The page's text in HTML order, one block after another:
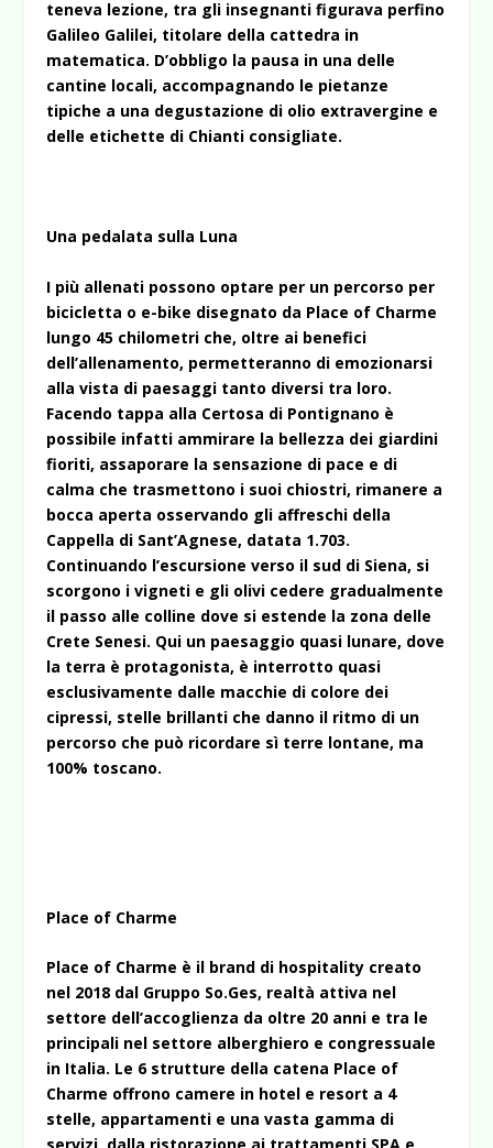
teneva lezione, tra gli insegnanti figurava perfino
Galileo Galilei, titolare della cattedra in
matematica. D’obbligo la pausa in una delle
cantine locali, accompagnando le pietanze
tipiche a una degustazione di olio extravergine e
delle etichette di Chianti consigliate.
Una pedalata sulla Luna
I più allenati possono optare per un percorso per
bicicletta o e-bike disegnato da Place of Charme
lungo 45 chilometri che, oltre ai benefici
dell’allenamento, permetteranno di emozionarsi
alla vista di paesaggi tanto diversi tra loro.
Facendo tappa alla Certosa di Pontignano è
possibile infatti ammirare la bellezza dei giardini
fioriti, assaporare la sensazione di pace e di
calma che trasmettono i suoi chiostri, rimanere a
bocca aperta osservando gli affreschi della
Cappella di Sant’Agnese, datata 1.703.
Continuando l’escursione verso il sud di Siena, si
scorgono i vigneti e gli olivi cedere gradualmente
il passo alle colline dove si estende la zona delle
Crete Senesi. Qui un paesaggio quasi lunare, dove
la terra è protagonista, è interrotto quasi
esclusivamente dalle macchie di colore dei
cipressi, stelle brillanti che danno il ritmo di un
percorso che può ricordare sì terre lontane, ma
100% toscano.
Place of Charme
Place of Charme è il brand di hospitality creato
nel 2018 dal Gruppo So.Ges, realtà attiva nel
settore dell’accoglienza da oltre 20 anni e tra le
principali nel settore alberghiero e congressuale
in Italia. Le 6 strutture della catena Place of
Charme offrono camere in hotel e resort a 4
stelle, appartamenti e una vasta gamma di